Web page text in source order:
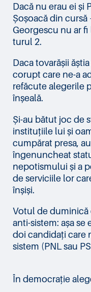
Dacă nu erau ei și
Șoșoacă din
Georgescu nu ar
turul 2.
Daca tovarășii
corupt care ne-a
refăcute alegerile
înșeală.
Și-au bătut joc de
instituțiile lui și
cumpărat presa,
îngenuncheat
nepotismului și a
de serviciile lor
înșiși.
Votul de duminică
anti-sistem: așa
doi candidați care
sistem (PNL sau
În democrație